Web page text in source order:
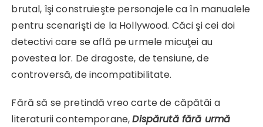
brutal, îşi construieşte personajele ca în manualele
pentru scenarişti de la Hollywood. Căci şi cei doi
detectivi care se află pe urmele micuţei au
povestea lor. De dragoste, de tensiune, de
controversă, de incompatibilitate.
Fără să se pretindă vreo carte de căpătâi a
literaturii contemporane,Dispărută fără urmă